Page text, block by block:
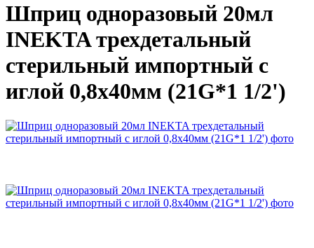
Шприц одноразовый 20мл
INEKTA трехдетальный
стерильный импортный с
иглой 0,8х40мм (21G*1 1/2')